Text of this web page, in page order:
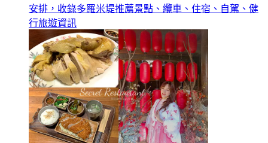
安排，收錄多羅米堤推薦景點、纜車、住宿、自駕、健
行旅遊資訊